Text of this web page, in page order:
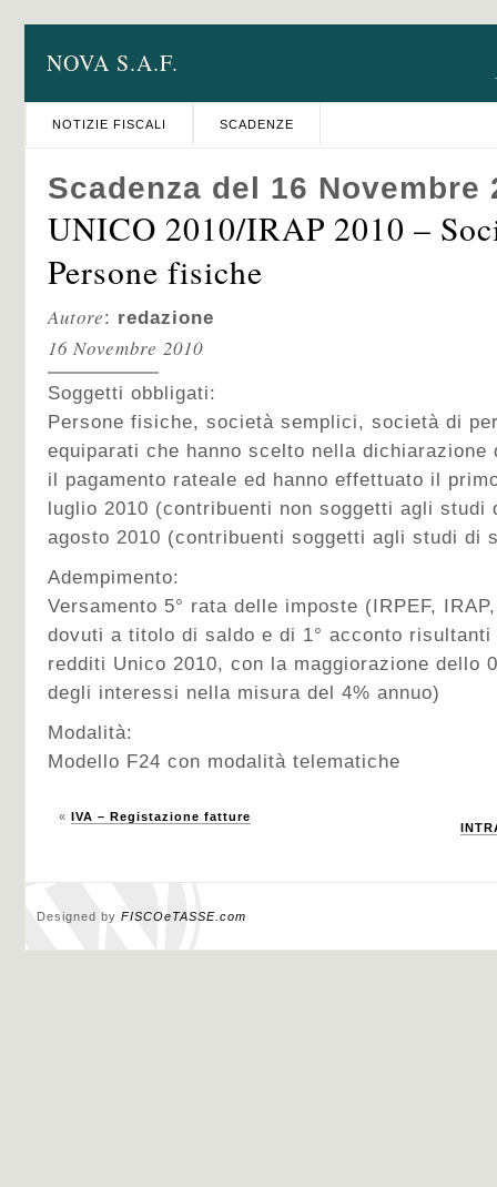
NOVA S.A.F.
NOTIZIE FISCALI SCADENZE
Scadenza del 16 Novembre
UNICO 2010/IRAP 2010 –
Persone fisiche
Autore: redazione
16 Novembre 2010
Soggetti obbligati:
Persone fisiche, società semplici, società di
equiparati che hanno scelto nella dichiarazione
il pagamento rateale ed hanno effettuato il
luglio 2010 (contribuenti non soggetti agli
agosto 2010 (contribuenti soggetti agli studi di
Adempimento:
Versamento 5° rata delle imposte (IRPEF,
dovuti a titolo di saldo e di 1° acconto
redditi Unico 2010, con la maggiorazione dello
degli interessi nella misura del 4% annuo)
Modalità:
Modello F24 con modalità telematiche
« IVA – Registazione fatture
Designed by FISCOeTASSE.com